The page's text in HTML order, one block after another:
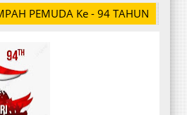
PEMUDA Ke - 94 TAHUN